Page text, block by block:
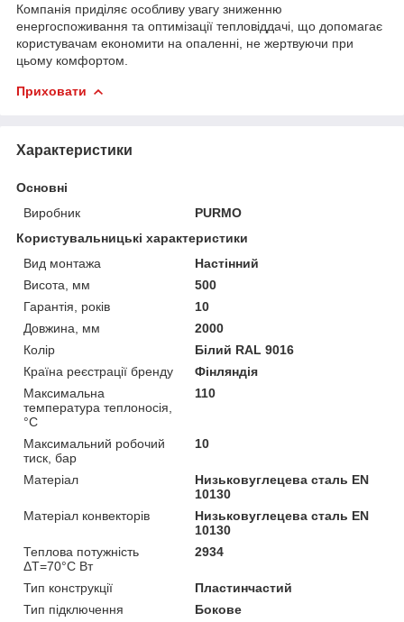
Компанія приділяє особливу увагу зниженню
енергоспоживання та оптимізації тепловіддачі, що допомагає
користувачам економити на опаленні, не жертвуючи при
цьому комфортом.
Приховати
Характеристики
Основні
Виробник
PURMO
Користувальницькі характеристики
Вид монтажа
Настінний
Висота, мм
500
Гарантія, років
10
Довжина, мм
2000
Колір
Білий RAL 9016
Країна реєстрації бренду
Фінляндія
Максимальна
температура теплоносія,
°С
110
Максимальний робочий
тиск, бар
10
Матеріал
Низьковуглецева сталь EN
10130
Матеріал конвекторів
Низьковуглецева сталь EN
10130
Теплова потужність
ΔТ=70°С Вт
2934
Тип конструкції
Пластинчастий
Тип підключення
Бокове